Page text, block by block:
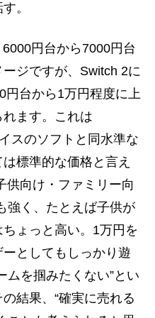
。
円台から7000円台
ジですが、Switch 2に
円台から1万円程度に上
ます。これは
スのソフトと同水準な
標準的な価格と言え
供向け・ファミリー向
強く、たとえば子供が
ょっと高い。1万円を
としてもしっかり遊
ムを掴みたくない”とい
結果、“確実に売れる